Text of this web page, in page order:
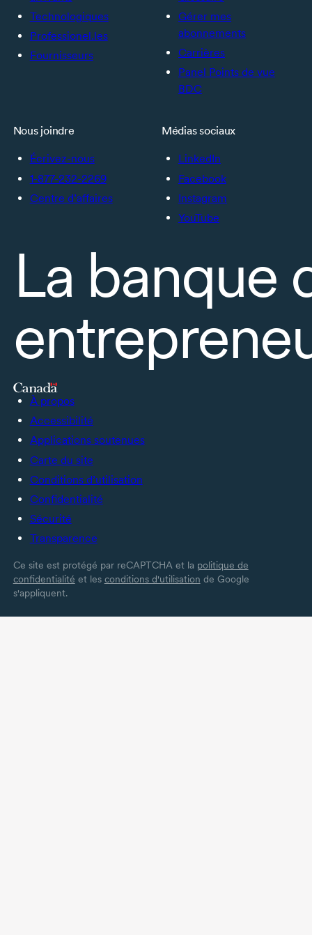
Technologiques
Professionel.les
Fournisseurs
Gérer mes
abonnements
Carrières
Panel Points de vue
BDC
Nous joindre
Écrivez-nous
1-877-232-2269
Centre d’affaires
Médias sociaux
LinkedIn
Facebook
Instagram
YouTube
La banque
À propos
Accessibilité
Applications soutenues
Carte du site
Conditions d’utilisation
Confidentialité
Sécurité
Transparence
Ce site est protégé par reCAPTCHA et la politique de
confidentialité et les conditions d'utilisation de Google
s'appliquent.